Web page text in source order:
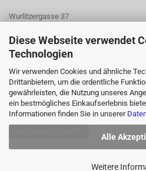
Diese Webseite verwendet
Technologien
Wir verwenden Cookies und ähnliche
Drittanbietern, um die ordentliche
gewährleisten, die Nutzung unseres
ein bestmögliches Einkaufserlebnis
Informationen finden Sie in unserer
Alle
Weitere
Wurlitzergasse 37
Tel: +43 (1) 486 23 91 0
metachrom@aicher-gmbh.com
Wir sind erreichbar:
Montag - Donnerstag 9:00 bis 16:00
Freitag nach telefonischer Vereinbarung